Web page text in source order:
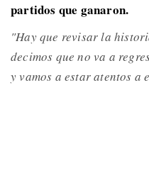
partidos que ganaron.
"Hay que revisar la
decimos que no va a
y vamos a estar atentos a